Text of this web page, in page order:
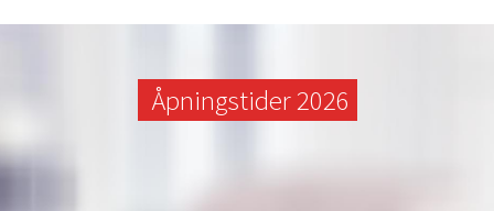
Åpningstider 2026